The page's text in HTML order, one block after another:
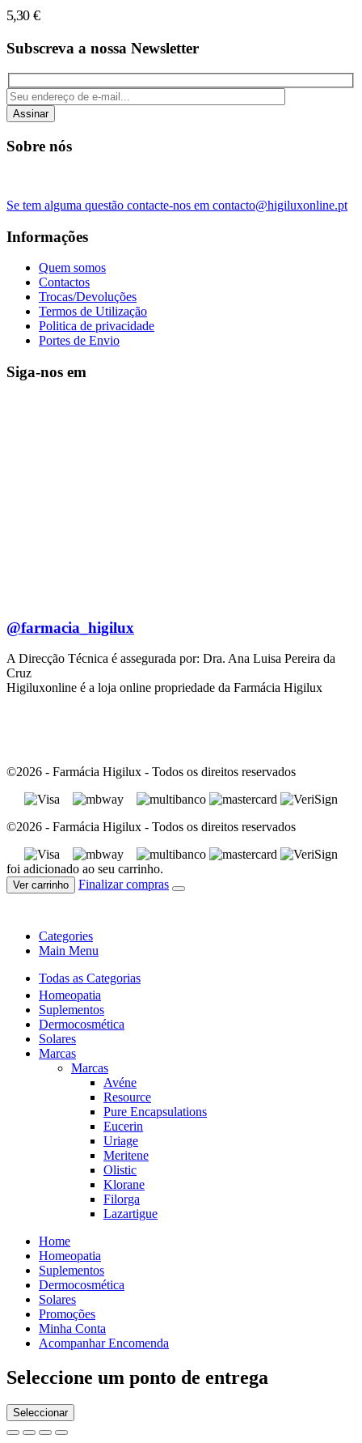
5,30 €
Subscreva a nossa Newsletter
Assinar
Sobre nós
Se tem alguma questão contacte-nos em contacto@higiluxonline.pt
Informações
Quem somos
Contactos
Trocas/Devoluções
Termos de Utilização
Politica de privacidade
Portes de Envio
Siga-nos em
@farmacia_higilux
A Direcção Técnica é assegurada por: Dra. Ana Luisa Pereira da
Cruz
Higiluxonline é a loja online propriedade da Farmácia Higilux
©2026 - Farmácia Higilux - Todos os direitos reservados
©2026 - Farmácia Higilux - Todos os direitos reservados
foi adicionado ao seu carrinho.
Ver carrinho Finalizar compras
Categories
Main Menu
Todas as Categorias
Homeopatia
Suplementos
Dermocosmética
Solares
Marcas
Marcas
Avéne
Resource
Pure Encapsulations
Eucerin
Uriage
Meritene
Olistic
Klorane
Filorga
Lazartigue
Home
Homeopatia
Suplementos
Dermocosmética
Solares
Promoções
Minha Conta
Acompanhar Encomenda
Seleccione um ponto de entrega
Seleccionar